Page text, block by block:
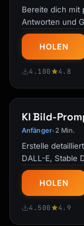
Bereite dich mit
Antworten und
HOLEN
4.100 4.8
KI Bild-
Anfänger•2 Min.
Erstelle
DALL-E, Stable
Jedes Mal
HOLEN
4.500 4.9